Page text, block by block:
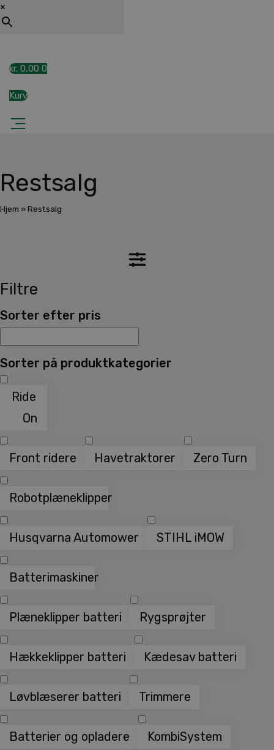
×
kr. 0,00 0
Kurv
Restsalg
Hjem »Restsalg
Filtre
Sorter efter pris
Sorter på produktkategorier
Ride
On
Front ridere Havetraktorer Zero Turn
Robotplæneklipper
Husqvarna Automower STIHL iMOW
Batterimaskiner
Plæneklipper batteri Rygsprøjter
Hækkeklipper batteri Kædesav batteri
Løvblæserer batteri Trimmere
Batterier og opladere KombiSystem